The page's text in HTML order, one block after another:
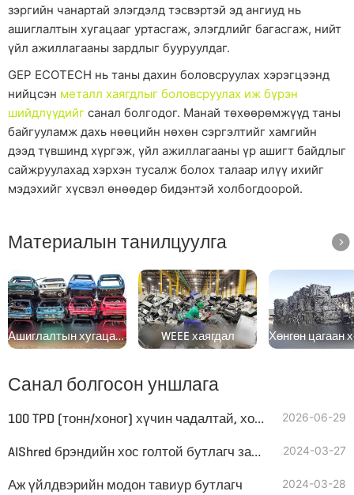
зэргийн чанартай элэгдэлд тэсвэртэй эд ангиуд нь
ашиглалтын хугацааг уртасгаж, элэгдлийг багасгаж, нийт
үйл ажиллагааны зардлыг бууруулдаг.
GEP ECOTECH нь таны дахин боловсруулах хэрэгцээнд
нийцсэн металл хаягдлыг боловсруулах иж бүрэн
шийдлүүдийг санал болгодог. Манай төхөөрөмжүүд таны
байгууламж дахь нөөцийн нөхөн сэргэлтийг хамгийн
дээд түвшинд хүргэж, үйл ажиллагааны үр ашигт байдлыг
сайжруулахад хэрхэн тусалж болох талаар илүү ихийг
мэдэхийг хүсвэл өнөөдөр бидэнтэй холбогдоорой.
Материалын танилцуулга
Ашиглалтын хугацаа дууссан тээврийн хэрэгсэл WEEE хаягдал

Санал болгосон уншлага
100 TPD (тонн/хоног) хүчин чадалтай, хотын хатуу хог хаягдлаас (MSW) RDF (хогноос гаргасан түлш) мөхлөг үйлдвэрлэх шугамын үндсэн тоног төхөөрөмж 2026-06-29
AIShred брэндийн хос голтой бутлагч зарна! 2024-03-27
Аж үйлдвэрийн модон тавиур бутлагч 2024-03-28